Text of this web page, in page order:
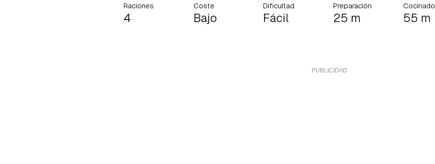
Raciones
4
Coste
Bajo
Dificultad
Fácil
Preparación
25 m
Cocinado
55 m